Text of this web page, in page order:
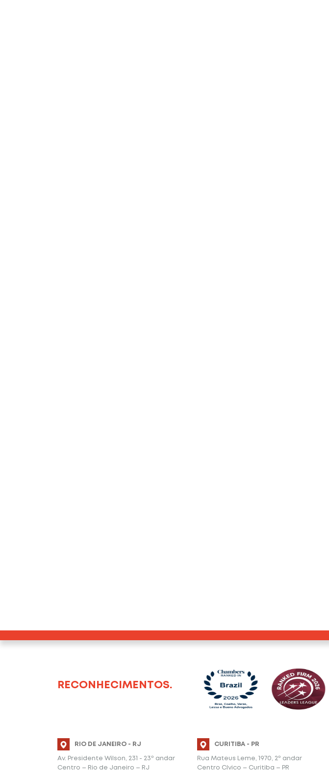
RECONHECIMENTOS.
RIO DE JANEIRO - RJ
Av. Presidente Wilson, 231 - 23º andar
Centro – Rio de Janeiro – RJ
CURITIBA - PR
Rua Mateus Leme, 1970, 2º andar
Centro Cívico – Curitiba – PR